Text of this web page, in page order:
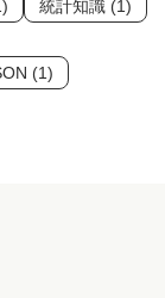
統計知識 (1)
(1)